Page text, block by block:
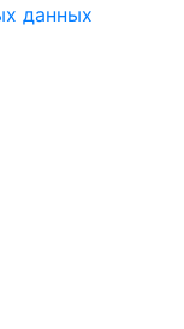
данных